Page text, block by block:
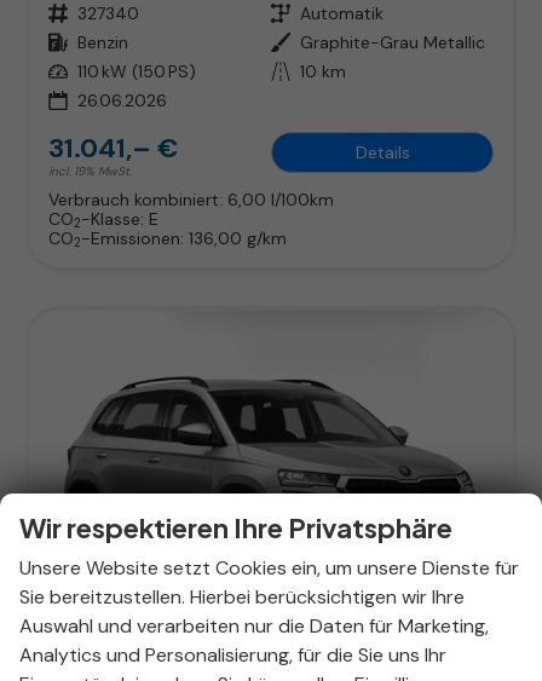
Fahrzeugnr. 327340 Getriebe Automatik
Kraftstoff Benzin Außenfarbe Graphite-Grau Metallic
Leistung 110 kW (150 PS) Kilometerstand 10 km
26.06.2026
31.041,– €
incl. 19% MwSt.
Details
Verbrauch kombiniert: 6,00 l/100km
CO2-Klasse: E
CO2-Emissionen: 136,00 g/km
ab 199,– € mtl.
Wir respektieren Ihre Privatsphäre
Unsere Website setzt Cookies ein, um unsere Dienste für
Sie bereitzustellen. Hierbei berücksichtigen wir Ihre
Auswahl und verarbeiten nur die Daten für Marketing,
Analytics und Personalisierung, für die Sie uns Ihr